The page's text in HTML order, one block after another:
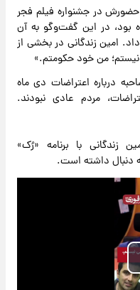
در جشنواره فیلم فجر
بود، در این گفت‌وگو به آن
امین زندگانی در بخشی از
من خود حکومتم.»
درباره اعتراضات دی ماه
مردم عادی نبودند.
با برنامه «رُک»
داشته است.